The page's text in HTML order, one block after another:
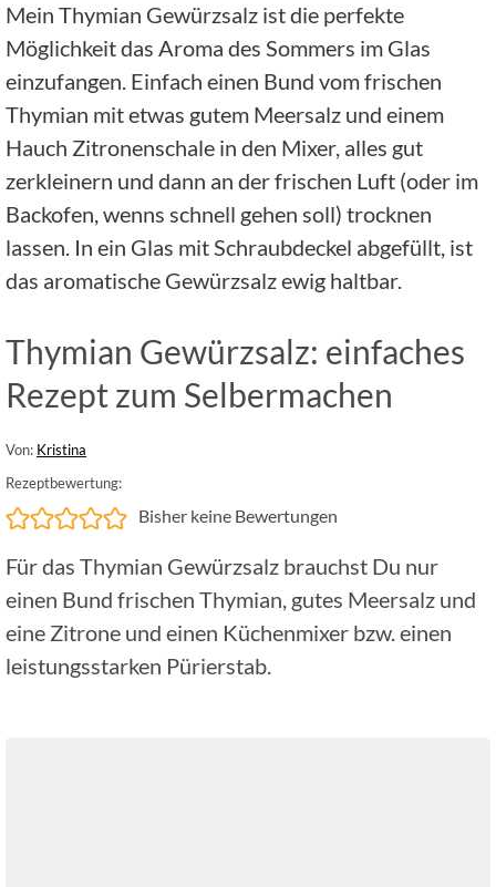
Mein Thymian Gewürzsalz ist die perfekte
Möglichkeit das Aroma des Sommers im Glas
einzufangen. Einfach einen Bund vom frischen
Thymian mit etwas gutem Meersalz und einem
Hauch Zitronenschale in den Mixer, alles gut
zerkleinern und dann an der frischen Luft (oder im
Backofen, wenns schnell gehen soll) trocknen
lassen. In ein Glas mit Schraubdeckel abgefüllt, ist
das aromatische Gewürzsalz ewig haltbar.
Thymian Gewürzsalz: einfaches
Rezept zum Selbermachen
Von: Kristina
Rezeptbewertung:
Bisher keine Bewertungen
Für das Thymian Gewürzsalz brauchst Du nur
einen Bund frischen Thymian, gutes Meersalz und
eine Zitrone und einen Küchenmixer bzw. einen
leistungsstarken Pürierstab.